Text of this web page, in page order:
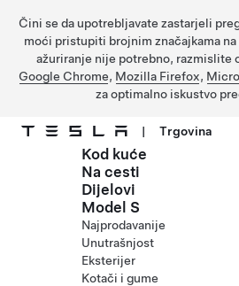
Čini se da upotrebljavate zastarjeli
moći pristupiti brojnim značajkama
ažuriranje nije potrebno, razmislite
Google Chrome, Mozilla Firefox,
za optimalno iskustvo
Prijeđite na glavni sadržaj
| Trgovina
Kod kuće
Na cesti
Dijelovi
Model S
Najprodavanije
Unutrašnjost
Eksterijer
Kotači i gume